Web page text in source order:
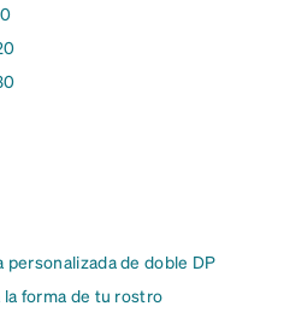
de doble DP
forma de tu rostro